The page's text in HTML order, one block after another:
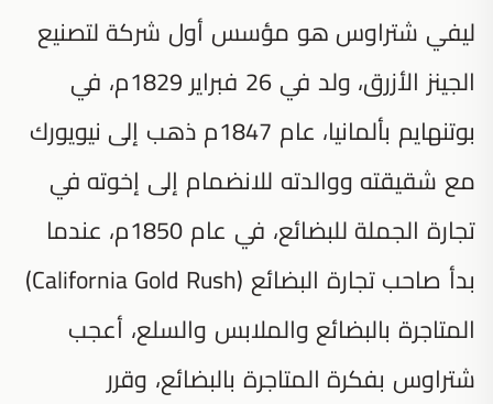
ليفي شتراوس هو مؤسس أول شركة لتصنيع
الجينز الأزرق، ولد في 26 فبراير 1829م، في
بوتنهايم بألمانيا، عام 1847م ذهب إلى نيويورك
مع شقيقته ووالدته للانضمام إلى إخوته في
تجارة الجملة للبضائع، في عام 1850م، عندما
بدأ صاحب تجارة البضائع (California Gold Rush)
المتاجرة بالبضائع والملابس والسلع، أعجب
شتراوس بفكرة المتاجرة بالبضائع، وقرر